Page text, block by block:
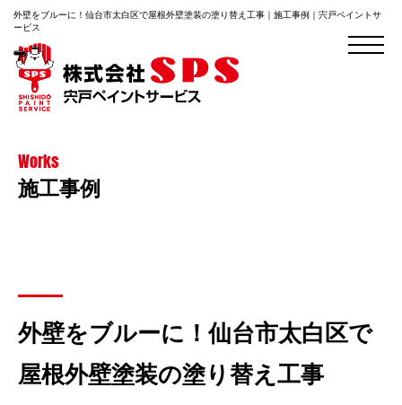
外壁をブルーに！仙台市太白区で屋根外壁塗装の塗り替え工事｜施工事例｜宍戸ペイントサ
ービス
Works
施工事例
外壁をブルーに！仙台市太白区で
屋根外壁塗装の塗り替え工事